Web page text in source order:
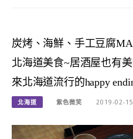
炭烤、海鮮、手工豆腐
北海道美食~居酒屋也有
來北海道流行的happy
北海道 紫色微笑 2019-02-15